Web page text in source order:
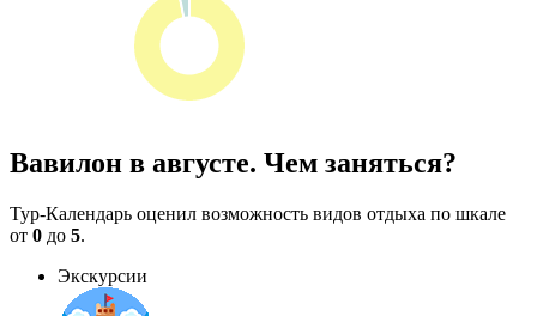
Вавилон в августе. Чем заняться?
Тур-Календарь оценил возможность видов отдыха по шкале
от 0 до 5.
Экскурсии